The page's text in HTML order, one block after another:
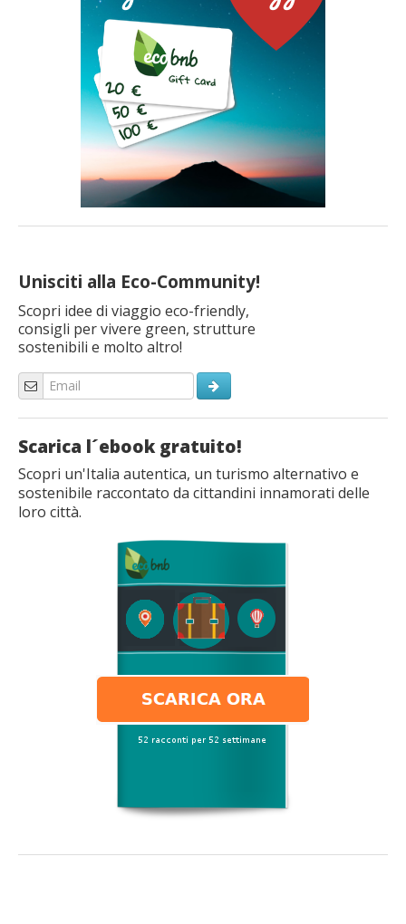
Unisciti alla Eco-Community!
Scopri idee di viaggio eco-friendly,
consigli per vivere green, strutture
sostenibili e molto altro!
Scarica l´ebook gratuito!
Scopri un'Italia autentica, un turismo alternativo e
sostenibile raccontato da cittandini innamorati delle
loro città.